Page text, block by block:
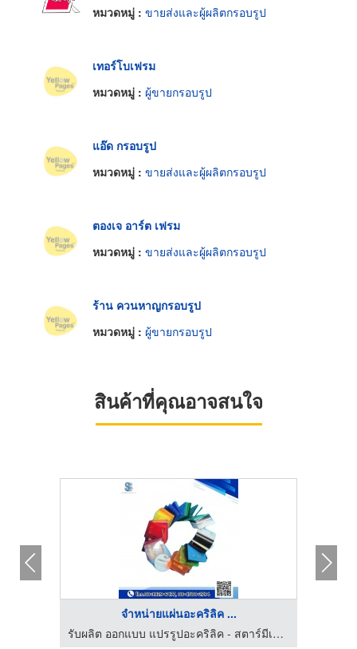
หมวดหมู่ : ขายส่งและผู้ผลิตกรอบรูป
เทอร์โบเฟรม
หมวดหมู่ : ผู้ขายกรอบรูป
แอ๊ด กรอบรูป
หมวดหมู่ : ขายส่งและผู้ผลิตกรอบรูป
ตองเจ อาร์ต เฟรม
หมวดหมู่ : ขายส่งและผู้ผลิตกรอบรูป
ร้าน ควนหาญกรอบรูป
หมวดหมู่ : ผู้ขายกรอบรูป
สินค้าที่คุณอาจสนใจ
จําหน่ายแผ่นอะคริลิค ...
รับผลิต ออกแบบ แปรรูปอะคริลิค - สตาร์มีเดียเฮาส์